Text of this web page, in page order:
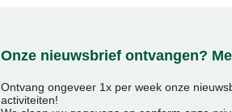
Onze nieuwsbrief ontvangen?
Ontvang ongeveer 1x per week onze
activiteiten!